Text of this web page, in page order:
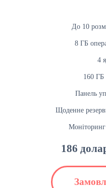
До 10
8 ГБ
4
160 ГБ
Панель
Щоденне
Моніторинг
186